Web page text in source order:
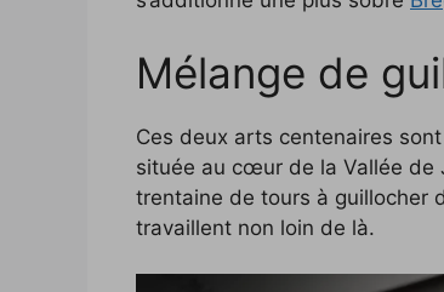
Mélange de
Ces deux arts centenaires
située au cœur de la Vallée de
trentaine de tours à guillocher
travaillent non loin de là.